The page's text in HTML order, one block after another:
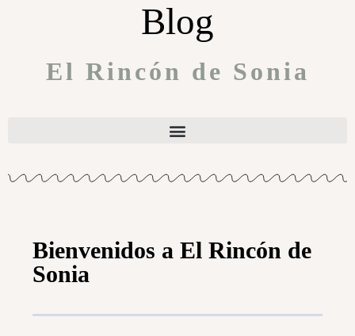
Blog
El Rincón de Sonia
Bienvenidos a El Rincón de
Sonia